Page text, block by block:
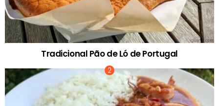
Tradicional Pão de Ló de Portugal